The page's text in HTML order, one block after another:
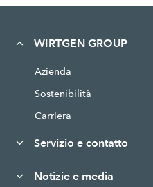
WIRTGEN GROUP
Azienda
Sostenibilità
Carriera
Servizio e contatto
Notizie e media